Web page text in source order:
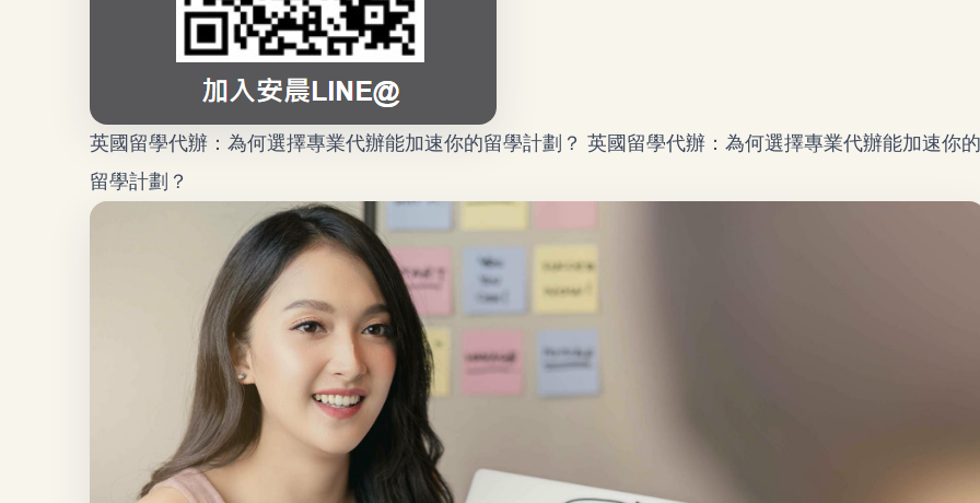
英國留學代辦 ：為何選擇專業代辦能加速你的留學計劃？ 英國留學代辦 ：為何選擇專業代辦能加速你的
留學計劃？